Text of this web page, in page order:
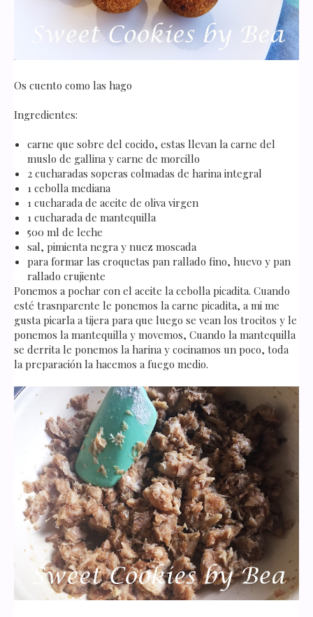
Os cuento como las hago
Ingredientes:
carne que sobre del cocido, estas llevan la carne del
muslo de gallina y carne de morcillo
2 cucharadas soperas colmadas de harina integral
1 cebolla mediana
1 cucharada de aceite de oliva virgen
1 cucharada de mantequilla
500 ml de leche
sal, pimienta negra y nuez moscada
para formar las croquetas pan rallado fino, huevo y pan
rallado crujiente
Ponemos a pochar con el aceite la cebolla picadita. Cuando
esté trasnparente le ponemos la carne picadita, a mi me
gusta picarla a tijera para que luego se vean los trocitos y le
ponemos la mantequilla y movemos, Cuando la mantequilla
se derrita le ponemos la harina y cocinamos un poco, toda
la preparación la hacemos a fuego medio.